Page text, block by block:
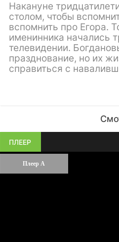
Накануне
столом, чтобы
вспомнить про Егора.
именинника начались
телевидении.
празднование, но их
справиться с
ПЛЕЕР
Плеер А